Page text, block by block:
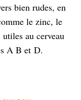
bien rudes, en
le zinc, le
au cerveau
A B et D.